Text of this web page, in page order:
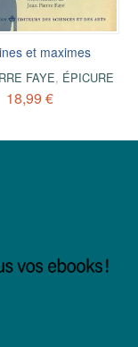
et maximes
FAYE, ÉPICURE
18,99 €